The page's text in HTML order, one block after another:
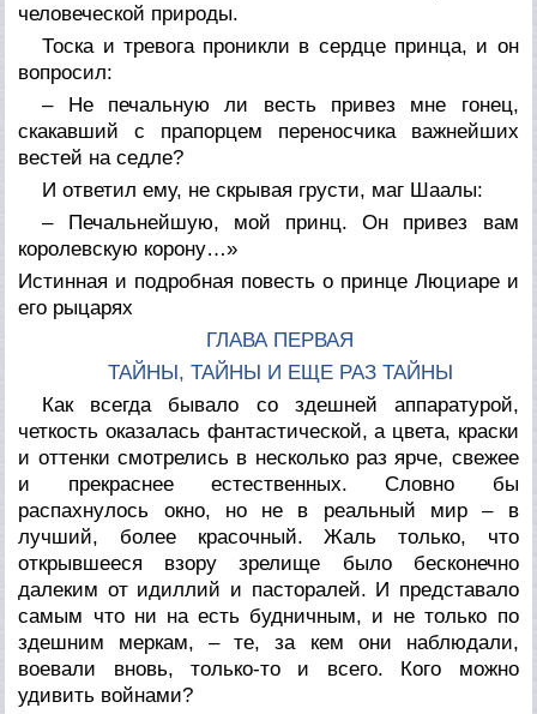
человеческой природы.
Тоска и тревога проникли в сердце принца, и он
вопросил:
– Не печальную ли весть привез мне гонец,
скакавший с прапорцем переносчика важнейших
вестей на седле?
И ответил ему, не скрывая грусти, маг Шаалы:
– Печальнейшую, мой принц. Он привез вам
королевскую корону…»
Истинная и подробная повесть о принце Люциаре и
его рыцарях
ГЛАВА ПЕРВАЯ
ТАЙНЫ, ТАЙНЫ И ЕЩЕ РАЗ ТАЙНЫ
Как всегда бывало со здешней аппаратурой,
четкость оказалась фантастической, а цвета, краски
и оттенки смотрелись в несколько раз ярче, свежее
и прекраснее естественных. Словно бы
распахнулось окно, но не в реальный мир – в
лучший, более красочный. Жаль только, что
открывшееся взору зрелище было бесконечно
далеким от идиллий и пасторалей. И представало
самым что ни на есть будничным, и не только по
здешним меркам, – те, за кем они наблюдали,
воевали вновь, только-то и всего. Кого можно
удивить войнами?